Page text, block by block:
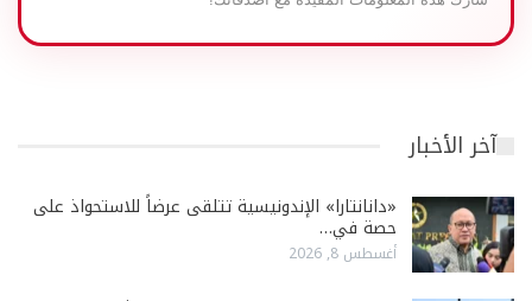
آخر الأخبار
«دانانتارا» الإندونيسية تتلقى عرضاً للاستحواذ على
حصة في…
أغسطس 8, 2026